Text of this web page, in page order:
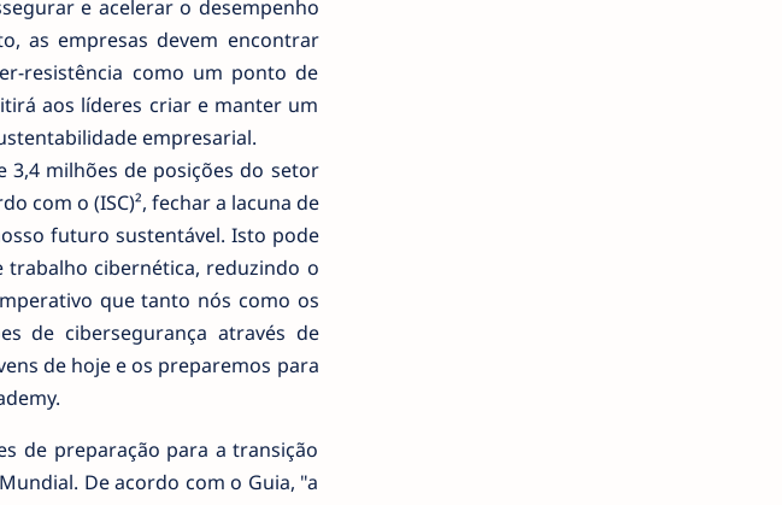
e acelerar o desempenho
as empresas devem encontrar
resistência como um ponto de
aos líderes criar e manter um
empresarial.
3,4 milhões de posições do setor
com o (ISC)², fechar a lacuna de
futuro sustentável. Isto pode
cibernética, reduzindo o
que tanto nós como os
de cibersegurança através de
de hoje e os preparemos para
de preparação para a transição
De acordo com o Guia, "a